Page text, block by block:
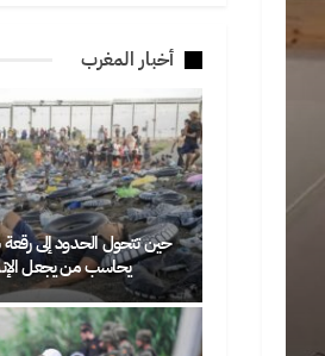
أخبار المغرب
حين تتحول الحدود إلى رقعة شطرنج… من
يحاسب من يجعل الإنسان…